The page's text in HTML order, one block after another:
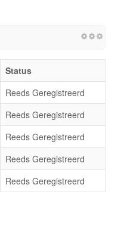
Status
Reeds Geregistreerd
Reeds Geregistreerd
Reeds Geregistreerd
Reeds Geregistreerd
Reeds Geregistreerd